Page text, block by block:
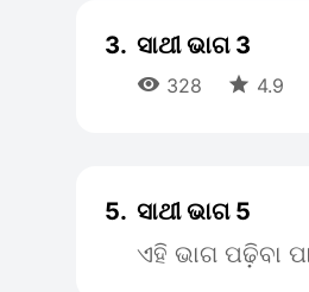
3. ସାଥୀ ଭାଗ 3
 328  4.9
5. ସାଥୀ ଭାଗ 5
ଏହି ଭାଗ ପଢ଼ିବା